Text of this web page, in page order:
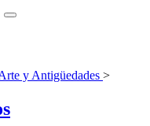
y Antigüedades >